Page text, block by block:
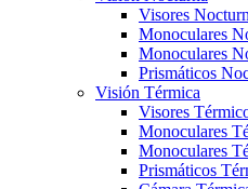
Visores
Monoculares
Monoculares
Prismáticos
Visión Térmica
Visores
Monoculares
Monoculares
Prismáticos